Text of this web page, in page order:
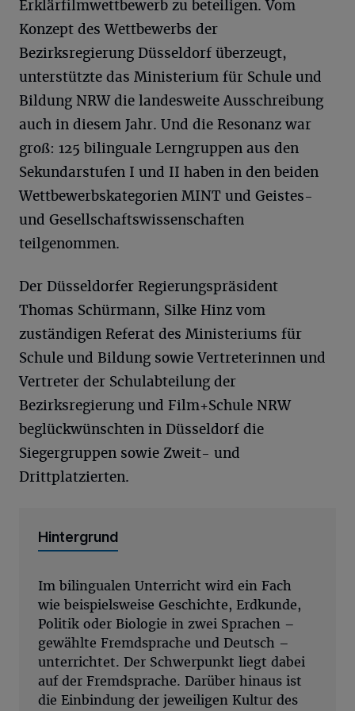
Erklärfilmwettbewerb zu beteiligen. Vom
Konzept des Wettbewerbs der
Bezirksregierung Düsseldorf überzeugt,
unterstützte das Ministerium für Schule und
Bildung NRW die landesweite Ausschreibung
auch in diesem Jahr. Und die Resonanz war
groß: 125 bilinguale Lerngruppen aus den
Sekundarstufen I und II haben in den beiden
Wettbewerbskategorien MINT und Geistes-
und Gesellschaftswissenschaften
teilgenommen.
Der Düsseldorfer Regierungspräsident
Thomas Schürmann, Silke Hinz vom
zuständigen Referat des Ministeriums für
Schule und Bildung sowie Vertreterinnen und
Vertreter der Schulabteilung der
Bezirksregierung und Film+Schule NRW
beglückwünschten in Düsseldorf die
Siegergruppen sowie Zweit- und
Drittplatzierten.
Hintergrund
Im bilingualen Unterricht wird ein Fach
wie beispielsweise Geschichte, Erdkunde,
Politik oder Biologie in zwei Sprachen –
gewählte Fremdsprache und Deutsch –
unterrichtet. Der Schwerpunkt liegt dabei
auf der Fremdsprache. Darüber hinaus ist
die Einbindung der jeweiligen Kultur des